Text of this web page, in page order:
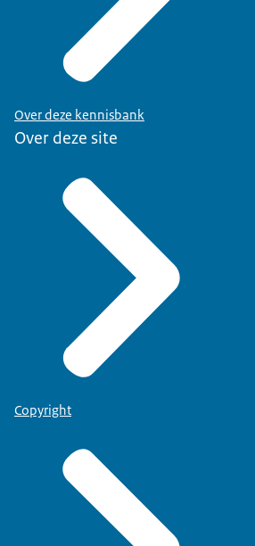
Over deze kennisbank
Over deze site
Copyright